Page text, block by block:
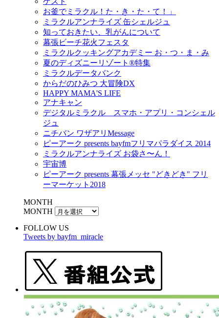
お釜でミラクル！た・き・た・て！」
ミラクルアンナライズ 缶シェルジュ
知っておきたい、乳がんについて
幕張ビーチ花火フェスタ
ミラクルクッキングアカデミー お・つ・ま・み
夏のディズニーリゾート®特集
ミラクルデータバンク
からだのひみつ 大冒険DX
HAPPY MAMA'S LIFE
アナキャン
デジタルミラクル スマホ・アプリ・コンシェル
ジュ
ニチバン ワザアリMessage
ピーアーク presents bayfmフリマパラダイス 2014
ミラクルアンナライズ お袋さ〜ん！
宇宙博
ピーアーク presents 幕張メッセ "どきどき" フリ
ーマーケット2018
MONTH
MONTH
FOLLOW US
Tweets by bayfm_miracle